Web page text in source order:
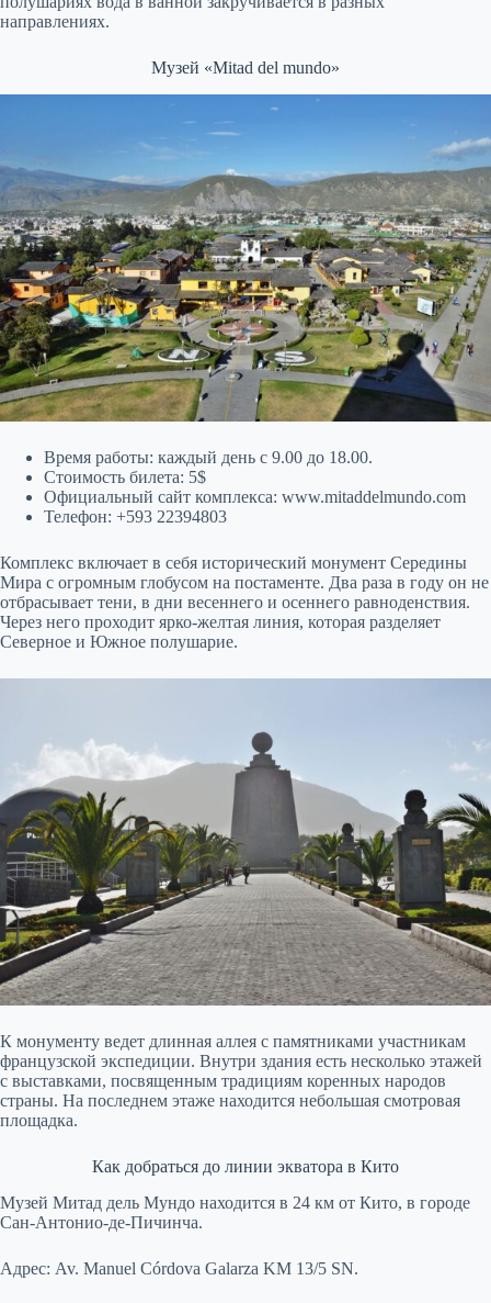
направлениях.
Музей «Mitad del mundo»
Время работы: каждый день с 9.00 до 18.00.
Стоимость билета: 5$
Официальный сайт комплекса: www.mitaddelmundo.com
Телефон: +593 22394803
Комплекс включает в себя исторический монумент Середины
Мира с огромным глобусом на постаменте. Два раза в году он не
отбрасывает тени, в дни весеннего и осеннего равноденствия.
Через него проходит ярко-желтая линия, которая разделяет
Северное и Южное полушарие.
К монументу ведет длинная аллея с памятниками участникам
французской экспедиции. Внутри здания есть несколько этажей
с выставками, посвященным традициям коренных народов
страны. На последнем этаже находится небольшая смотровая
площадка.
Как добраться до линии экватора в Кито
Музей Митад дель Мундо находится в 24 км от Кито, в городе
Сан-Антонио-де-Пичинча.
Адрес: Av. Manuel Córdova Galarza KM 13/5 SN.